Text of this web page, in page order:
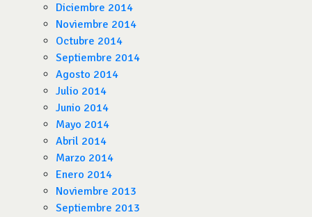
Diciembre 2014
Noviembre 2014
Octubre 2014
Septiembre 2014
Agosto 2014
Julio 2014
Junio 2014
Mayo 2014
Abril 2014
Marzo 2014
Enero 2014
Noviembre 2013
Septiembre 2013